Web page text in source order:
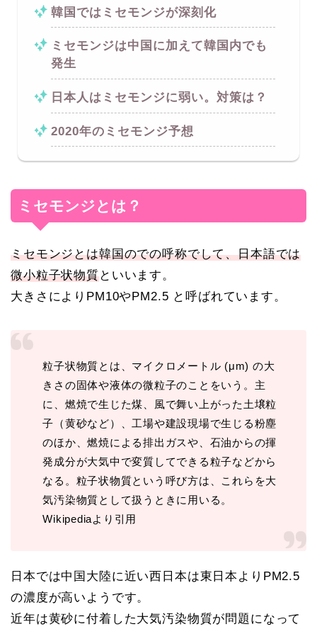
韓国ではミセモンジが深刻化
ミセモンジは中国に加えて韓国内でも
発生
日本人はミセモンジに弱い。対策は？
2020年のミセモンジ予想
ミセモンジとは？
ミセモンジとは韓国のでの呼称でして、日本語では
微小粒子状物質といいます。
大きさによりPM10やPM2.5 と呼ばれています。
粒子状物質とは、マイクロメートル (μm) の大
きさの固体や液体の微粒子のことをいう。主
に、燃焼で生じた煤、風で舞い上がった土壌粒
子（黄砂など）、工場や建設現場で生じる粉塵
のほか、燃焼による排出ガスや、石油からの揮
発成分が大気中で変質してできる粒子などから
なる。粒子状物質という呼び方は、これらを大
気汚染物質として扱うときに用いる。
Wikipediaより引用
日本では中国大陸に近い西日本は東日本よりPM2.5
の濃度が高いようです。
近年は黄砂に付着した大気汚染物質が問題になって